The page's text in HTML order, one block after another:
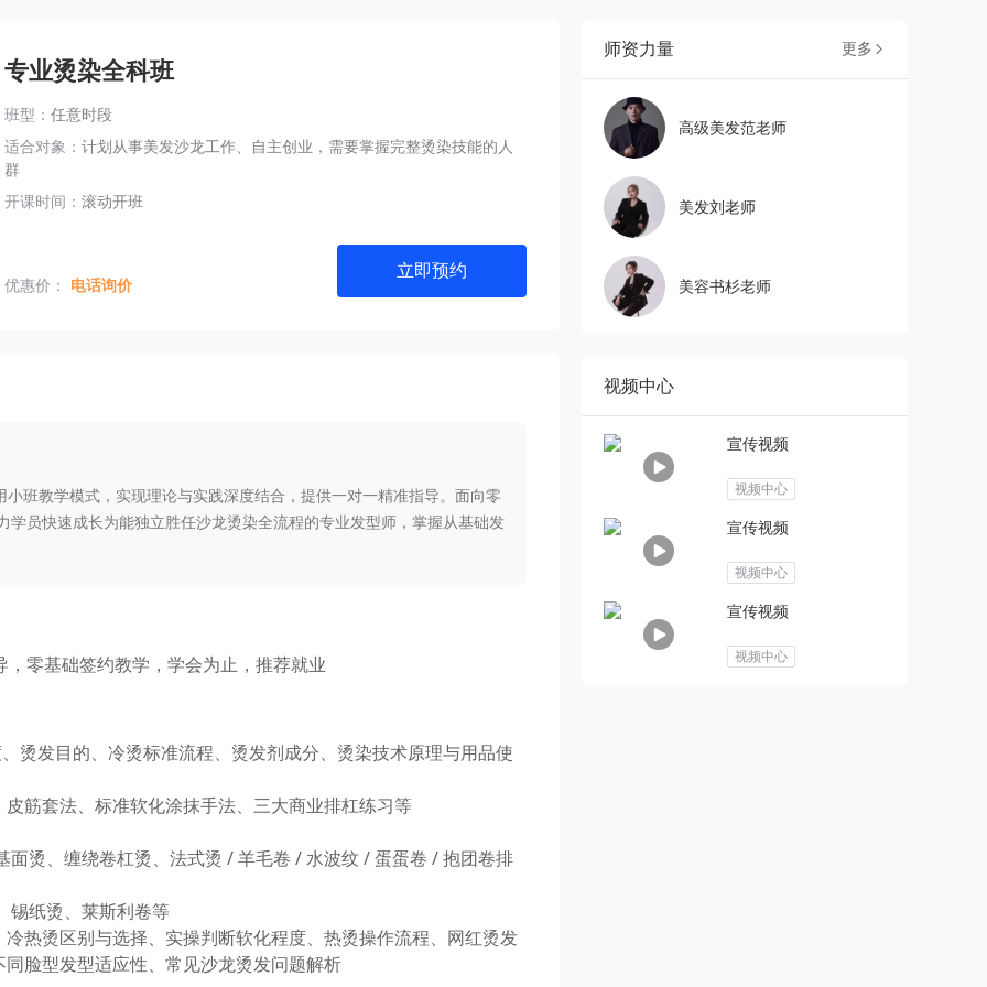
专业烫染全科班
班型： 任意时段
适合对象： 计划从事美发沙龙工作、自主创业，需要掌握完整烫染技能的人
群
开课时间： 滚动开班
优惠价： 电话询价
立即预约
班教学模式，实现理论与实践深度结合，提供一对一精准指导。面向零
员快速成长为能独立胜任沙龙烫染全流程的专业发型师，掌握从基础发
零基础签约教学，学会为止，推荐就业
烫发目的、冷烫标准流程、烫发剂成分、烫染技术原理与用品使
筋套法、标准软化涂抹手法、三大商业排杠练习等
烫、缠绕卷杠烫、法式烫 / 羊毛卷 / 水波纹 / 蛋蛋卷 / 抱团卷排
锡纸烫、莱斯利卷等
热烫区别与选择、实操判断软化程度、热烫操作流程、网红烫发
脸型发型适应性、常见沙龙烫发问题解析
师资力量 更多 
高级美发范老师
美发刘老师
美容书杉老师
视频中心
宣传视频
视频中心
宣传视频
视频中心
宣传视频
视频中心